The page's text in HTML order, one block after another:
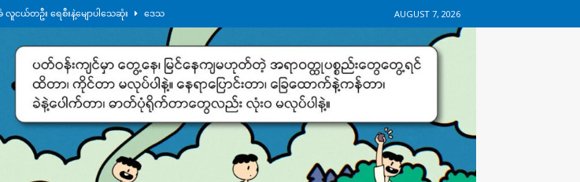
လူငယ်တဦး ရေစီးနဲ့မျောပါသေဆုံး ဒေသ
နေ ဒေသအလိုက် သတင်းကဏ္ဍ
ဒေသအလိုက် သတင်းကဏ္ဍ
နိုင်ငံတကာရေးရာ
ကို ရေစတင်ရောက်ရှိ ဒေသအလိုက် သတင်း
AUGUST 7, 2026